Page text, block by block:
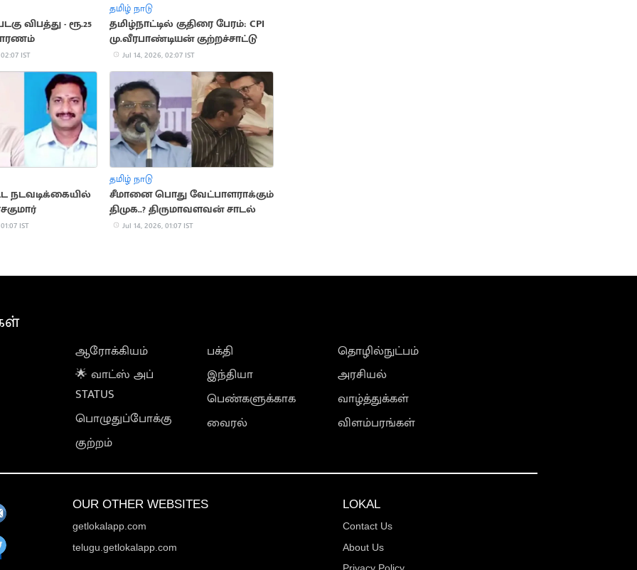
விபத்து - ரூ.25
IST
தமிழ் நாடு
தமிழ்நாட்டில் குதிரை பேரம்: CPI
மு.வீரபாண்டியன் குற்றச்சாட்டு
Jul 14, 2026, 02:07 IST
நடவடிக்கையில்
IST
தமிழ் நாடு
சீமானை பொது வேட்பாளராக்கும்
திமுக..? திருமாவளவன் சாடல்
Jul 14, 2026, 01:07 IST
ஆரோக்கியம்
🌟 வாட்ஸ் அப்
STATUS
பொழுதுப்போக்கு
குற்றம்
பக்தி
இந்தியா
பெண்களுக்காக
வைரல்
தொழில்நுட்பம்
அரசியல்
வாழ்த்துக்கள்
விளம்பரங்கள்
OUR OTHER WEBSITES
getlokalapp.com
telugu.getlokalapp.com
LOKAL
Contact Us
About Us